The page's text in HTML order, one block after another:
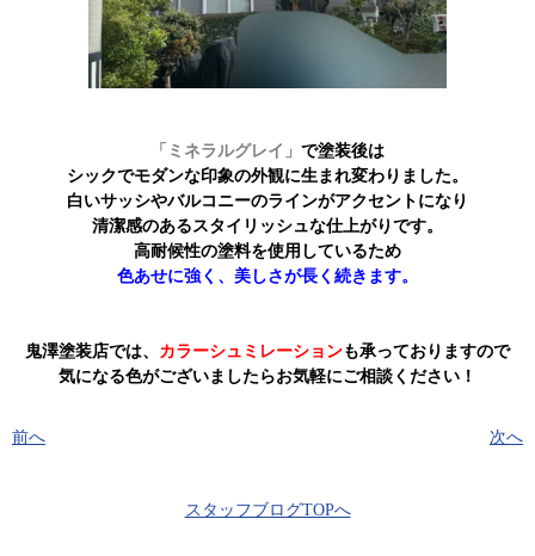
「ミネラルグレイ」 で塗装後は
シックでモダンな印象の外観に生まれ変わりました。
白いサッシやバルコニーのラインがアクセントになり
清潔感のあるスタイリッシュな仕上がりです。
高耐候性の塗料を使用しているため
色あせに強く、美しさが長く続きます。
鬼澤塗装店では、 カラーシュミレーションも承っておりますので
気になる色がございましたらお気軽にご相談ください！
前へ 次へ
スタッフブログTOPへ